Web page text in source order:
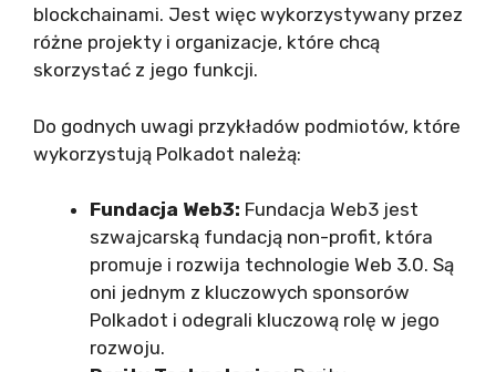
blockchainami. Jest więc wykorzystywany przez
różne projekty i organizacje, które chcą
skorzystać z jego funkcji.
Do godnych uwagi przykładów podmiotów, które
wykorzystują Polkadot należą:
Fundacja Web3: Fundacja Web3 jest
szwajcarską fundacją non-profit, która
promuje i rozwija technologie Web 3.0. Są
oni jednym z kluczowych sponsorów
Polkadot i odegrali kluczową rolę w jego
rozwoju.